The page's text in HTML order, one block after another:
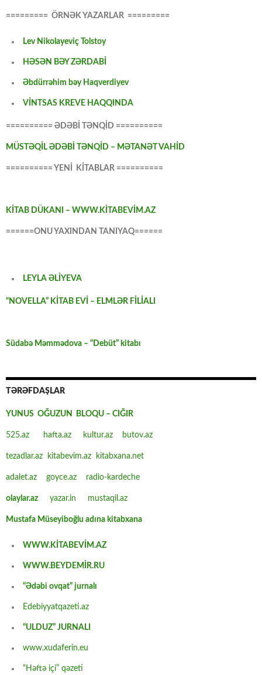
========= ÖRNƏK YAZARLAR =========
Lev Nikolayeviç Tolstoy
HƏSƏN BƏY ZƏRDABİ
Əbdürrəhim bəy Haqverdiyev
VİNTSAS KREVE HAQQINDA
========== ƏDƏBİ TƏNQİD ==========
MÜSTƏQİL ƏDƏBİ TƏNQİD – MƏTANƏT VAHİD
========== YENİ KİTABLAR ==========
KİTAB DÜKANI – WWW.KİTABEVİM.AZ
======ONU YAXINDAN TANIYAQ======
LEYLA ƏLİYEVA
“NOVELLA” KİTAB EVİ – ELMLƏR FİLİALI
Südabə Məmmədova – “Debüt” kitabı
TƏRƏFDAŞLAR
YUNUS OĞUZUN BLOQU – CIĞIR
525.az hafta.az kultur.az butov.az
tezadlar.az kitabevim.az kitabxana.net
adalet.az goyce.az radio-kardeche
olaylar.az yazar.in mustaqil.az
Mustafa Müseyiboğlu adına kitabxana
WWW.KİTABEVİM.AZ
WWW.BEYDEMİR.RU
“Ədəbi ovqat” jurnalı
Edebiyyatqazeti.az
“ULDUZ” JURNALI
www.xudaferin.eu
“Həftə içi” qəzeti